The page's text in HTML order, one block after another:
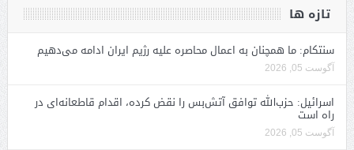
تازه ها
سنتکام: ما همچنان به اعمال محاصره علیه رژیم ایران ادامه می‌دهیم
آگوست 05, 2026
اسرائیل: حزب‌الله توافق آتش‌بس را نقض کرده، اقدام قاطعانه‌ای در
راه است
آگوست 05, 2026